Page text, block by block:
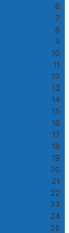
6
7
8
9
10
11
12
13
14
15
16
17
18
19
20
21
22
23
24
25